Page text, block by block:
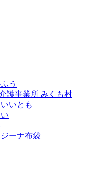
う
護事業所 みくも村
いとも
ーナ布袋